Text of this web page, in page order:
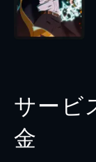
サービ
金